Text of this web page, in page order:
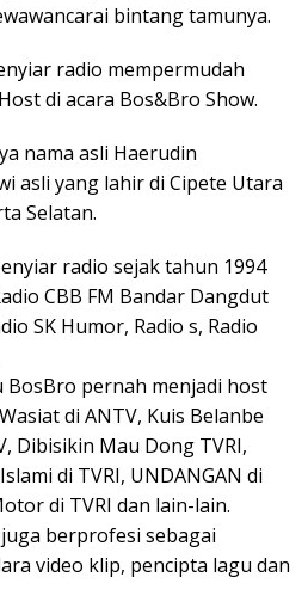
bintang tamunya.
radio mempermudah
di acara Bos&Bro Show.
nama asli Haerudin
asli yang lahir di Cipete Utara
Selatan.
radio sejak tahun 1994
CBB FM Bandar Dangdut
SK Humor, Radio s, Radio
BosBro pernah menjadi host
di ANTV, Kuis Belanbe
Dibisikin Mau Dong TVRI,
di TVRI, UNDANGAN di
di TVRI dan lain-lain.
berprofesi sebagai
video klip, pencipta lagu dan